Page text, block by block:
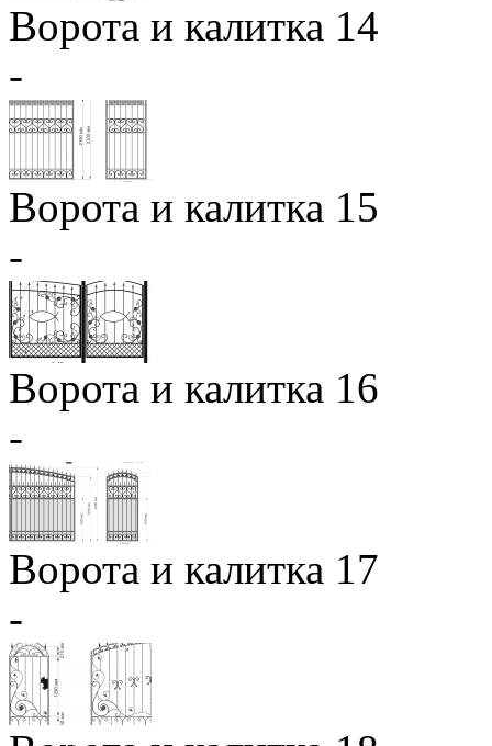
Ворота и калитка 14
-
Ворота и калитка 15
-
Ворота и калитка 16
-
Ворота и калитка 17
-